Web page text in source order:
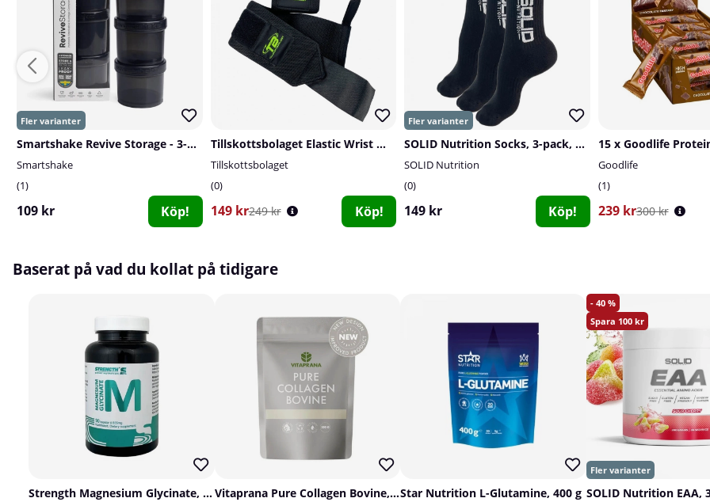
Smartshake Revive Storage - 3-pack
Smartshake
1
109 kr Köp!
Tillskottsbolaget Elastic Wrist Wraps
Tillskottsbolaget
0
149 kr249 kr Köp!
SOLID Nutrition Socks, 3-pack, Black
SOLID Nutrition
0
149 kr Köp!
Goodlife
1
239 kr300 kr
Baserat på vad du kollat på tidigare
Strength Magnesium Glycinate, 90 caps Vitaprana Pure Collagen Bovine, 350 gStar Nutrition L-Glutamine, 400 g
40
100
SOLID Nutrition EAA,